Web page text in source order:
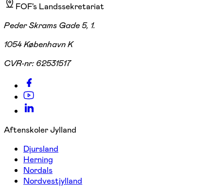
FOF's Landssekretariat
Peder Skrams Gade 5, 1.
1054 København K
CVR-nr: 62531517
Aftenskoler Jylland
Djursland
Herning
Nordals
Nordvestjylland